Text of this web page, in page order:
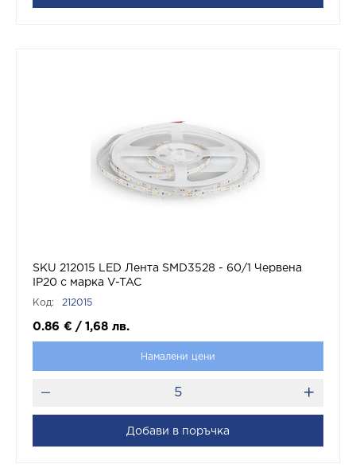
SKU 212015 LED Лента SMD3528 - 60/1 Червена
IP20 с марка V-TAC
Код: 212015
0.86 € / 1,68 лв.
Намалени цени
Добави в поръчка